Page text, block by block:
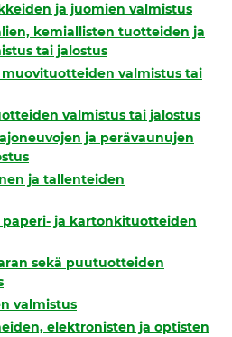
ja juomien valmistus
kemiallisten tuotteiden ja
tai jalostus
muovituotteiden valmistus tai
valmistus tai jalostus
ja perävaunujen
ja tallenteiden
paperi- ja kartonkituotteiden
sekä puutuotteiden
valmistus
elektronisten ja optisten